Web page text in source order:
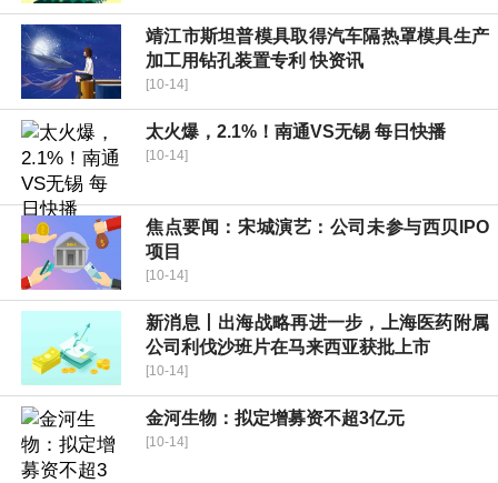
靖江市斯坦普模具取得汽车隔热罩模具生产
加工用钻孔装置专利 快资讯
[10-14]
太火爆，2.1%！南通VS无锡 每日快播
[10-14]
焦点要闻：宋城演艺：公司未参与西贝IPO
项目
[10-14]
新消息丨出海战略再进一步，上海医药附属
公司利伐沙班片在马来西亚获批上市
[10-14]
金河生物：拟定增募资不超3亿元
[10-14]